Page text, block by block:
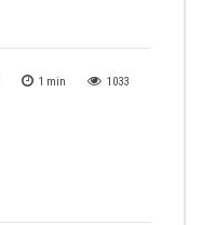
1 min 1033